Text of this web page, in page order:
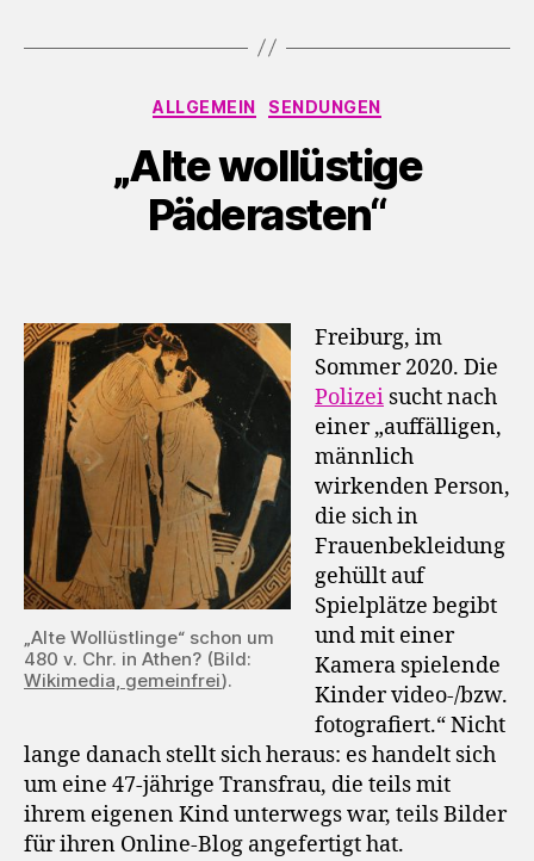
Kategorien
ALLGEMEIN SENDUNGEN
„Alte wollüstige
Päderasten“
„Alte Wollüstlinge“ schon um
480 v. Chr. in Athen? (Bild:
Wikimedia, gemeinfrei).
Freiburg, im
Sommer 2020. Die
Polizei sucht nach
einer „auffälligen,
männlich
wirkenden Person,
die sich in
Frauenbekleidung
gehüllt auf
Spielplätze begibt
und mit einer
Kamera spielende
Kinder video-/bzw.
fotografiert.“ Nicht
lange danach stellt sich heraus: es handelt sich
um eine 47-jährige Transfrau, die teils mit
ihrem eigenen Kind unterwegs war, teils Bilder
für ihren Online-Blog angefertigt hat.